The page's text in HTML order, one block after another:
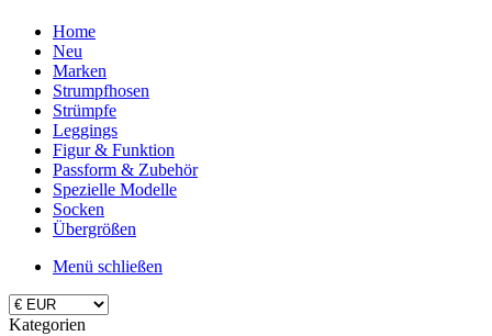
Home
Neu
Marken
Strumpfhosen
Strümpfe
Leggings
Figur & Funktion
Passform & Zubehör
Spezielle Modelle
Socken
Übergrößen
Menü schließen
Kategorien